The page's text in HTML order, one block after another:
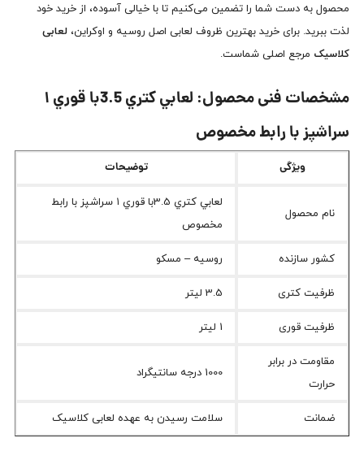
محصول به دست شما را تضمین می‌کنیم تا با خیالی آسوده، از خرید خود
لذت ببرید. برای خرید بهترین ظروف لعابی اصل روسیه و اوکراین، لعابی
کلاسیک مرجع اصلی شماست.
مشخصات فنی محصول: لعابي كتري 3.5با قوري ١
سراشپز با رابط مخصوص
ویژگی توضیحات
نام محصول
لعابي كتري 3.5با قوري ١ سراشپز با رابط
مخصوص
کشور سازنده روسیه – مسکو
ظرفیت کتری 3.5 لیتر
ظرفیت قوری 1 لیتر
مقاومت در برابر
حرارت
1000 درجه سانتیگراد
ضمانت سلامت رسیدن به عهده لعابی کلاسیک